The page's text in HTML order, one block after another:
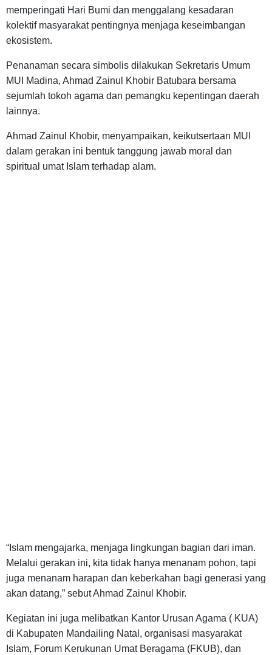
memperingati Hari Bumi dan menggalang kesadaran
kolektif masyarakat pentingnya menjaga keseimbangan
ekosistem.
Penanaman secara simbolis dilakukan Sekretaris Umum
MUI Madina, Ahmad Zainul Khobir Batubara bersama
sejumlah tokoh agama dan pemangku kepentingan daerah
lainnya.
Ahmad Zainul Khobir, menyampaikan, keikutsertaan MUI
dalam gerakan ini bentuk tanggung jawab moral dan
spiritual umat Islam terhadap alam.
“Islam mengajarka, menjaga lingkungan bagian dari iman.
Melalui gerakan ini, kita tidak hanya menanam pohon, tapi
juga menanam harapan dan keberkahan bagi generasi yang
akan datang,” sebut Ahmad Zainul Khobir.
Kegiatan ini juga melibatkan Kantor Urusan Agama ( KUA)
di Kabupaten Mandailing Natal, organisasi masyarakat
Islam, Forum Kerukunan Umat Beragama (FKUB), dan